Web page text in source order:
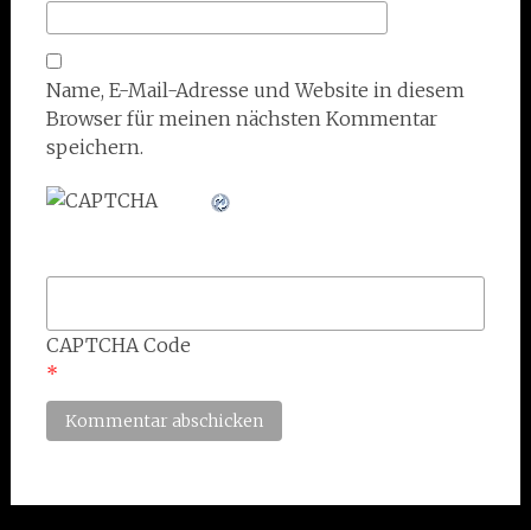
Name, E-Mail-Adresse und Website in diesem
Browser für meinen nächsten Kommentar
speichern.
CAPTCHA Code
*